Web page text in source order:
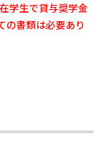
学生で貸与奨学金
の書類は必要あり